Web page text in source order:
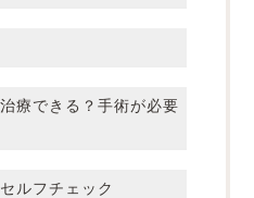
療できる？手術が必要
ルフチェック